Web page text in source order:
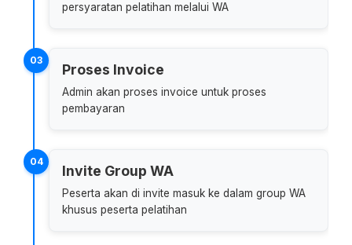
persyaratan pelatihan melalui WA
03
Proses Invoice
Admin akan proses invoice untuk proses
pembayaran
04
Invite Group WA
Peserta akan di invite masuk ke dalam group WA
khusus peserta pelatihan